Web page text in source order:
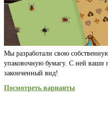
Мы разработали свою
упаковочную бумагу. С ней ваши
законченный вид!
Посмотреть варианты